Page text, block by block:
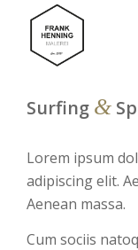
Surfing &
Lorem ipsum
adipiscing elit.
Aenean massa.
Cum sociis